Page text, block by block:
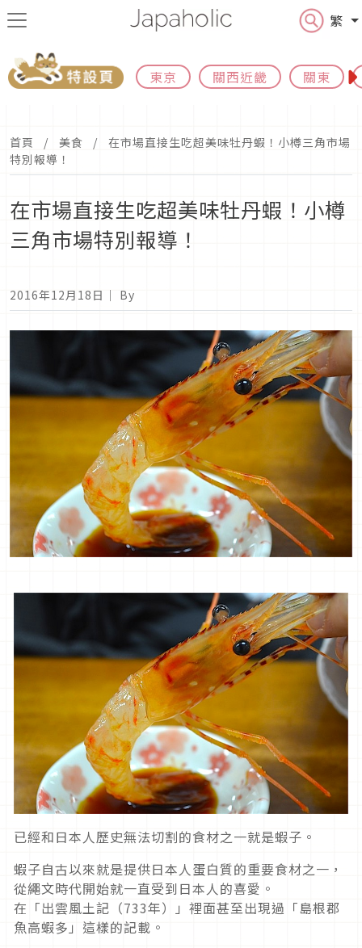
繁
東京 關西近畿 關東
首頁 美食
在市場直接生吃超美味牡丹蝦！小樽三角市場
特別報導！
在市場直接生吃超美味牡丹蝦！小樽
三角市場特別報導！
2016年12月18日 ｜ By
已經和日本人歷史無法切割的食材之一就是蝦子。
蝦子自古以來就是提供日本人蛋白質的重要食材之一，
從繩文時代開始就一直受到日本人的喜愛。
在「出雲風土記（733年）」裡面甚至出現過「島根郡
魚高蝦多」這樣的記載。